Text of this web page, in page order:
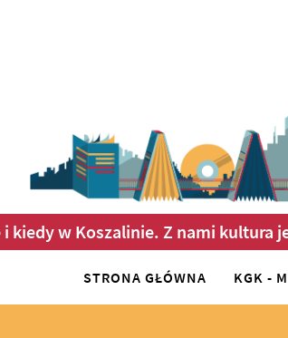
i kiedy w Koszalinie. Z nami kultura
STRONA GŁÓWNA KGK -